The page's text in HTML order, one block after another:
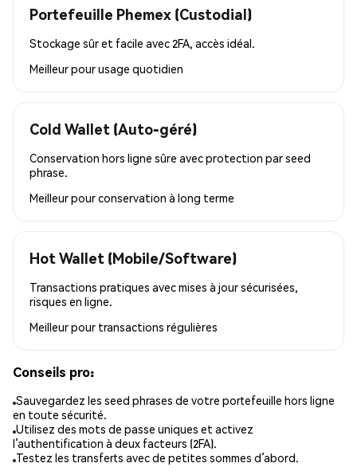
Portefeuille Phemex (Custodial)
Stockage sûr et facile avec 2FA, accès idéal.
Meilleur pourusage quotidien
Cold Wallet (Auto-géré)
Conservation hors ligne sûre avec protection par seed
phrase.
Meilleur pourconservation à long terme
Hot Wallet (Mobile/Software)
Transactions pratiques avec mises à jour sécurisées,
risques en ligne.
Meilleur pour transactions régulières
Conseils pro:
Sauvegardez les seed phrases de votre portefeuille hors ligne
en toute sécurité.
Utilisez des mots de passe uniques et activez
l’authentification à deux facteurs (2FA).
Testez les transferts avec de petites sommes d’abord.